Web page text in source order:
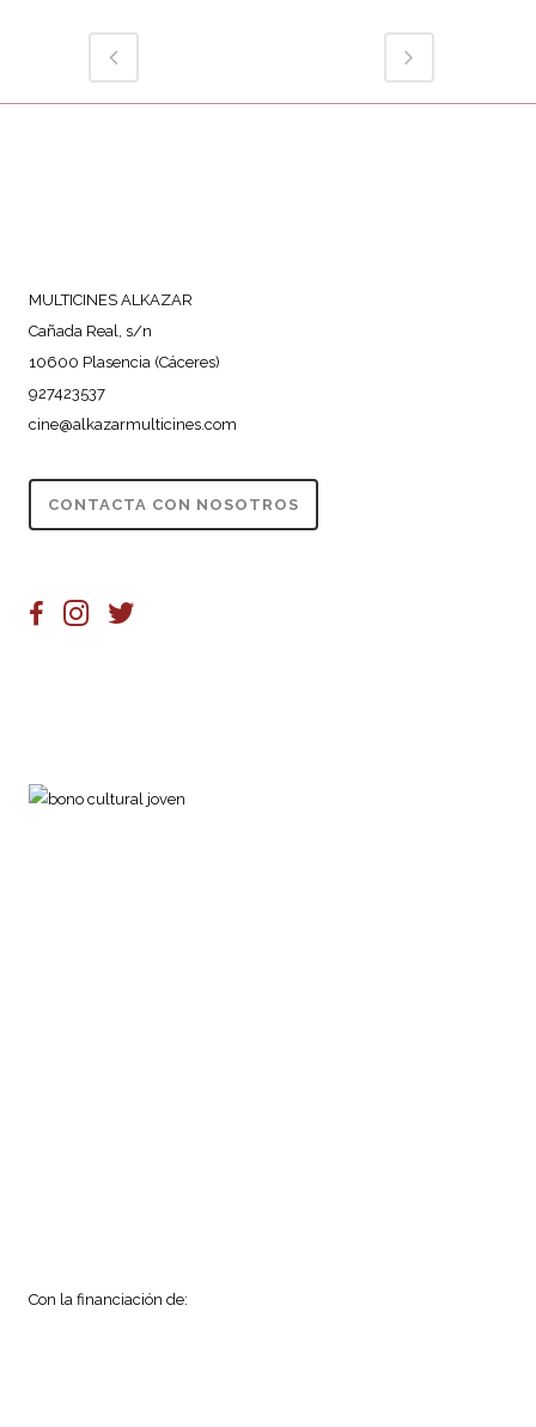
MULTICINES ALKAZAR
Cañada Real, s/n
10600 Plasencia (Cáceres)
927423537
cine@alkazarmulticines.com
CONTACTA CON NOSOTROS
Con la financiación de: